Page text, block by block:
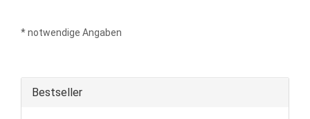
* notwendige Angaben
Bestseller